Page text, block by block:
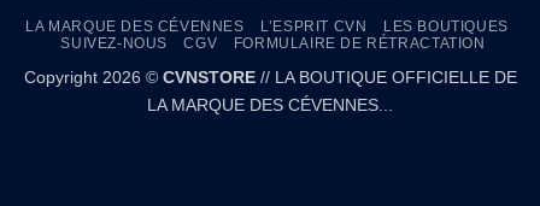
2
LA MARQUE DES CÉVENNES L’ESPRIT CVN
LES BOUTIQUES
SUIVEZ-NOUS
CGV FORMULAIRE DE RÉTRACTATION
Copyright 2026 © CVNSTORE// LA BOUTIQUE OFFICIELLE DE
LA MARQUE DES CÉVENNES...